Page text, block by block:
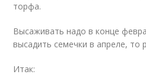
торфа.
Высаживать надо в конце
высадить семечки в апреле, то
Итак: